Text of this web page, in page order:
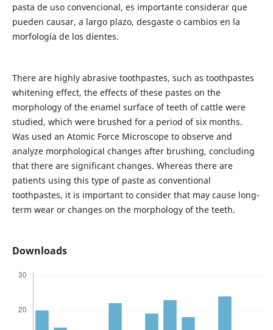
pasta de uso convencional, es importante considerar que
pueden causar, a largo plazo, desgaste o cambios en la
morfología de los dientes.
There are highly abrasive toothpastes, such as toothpastes
whitening effect, the effects of these pastes on the
morphology of the enamel surface of teeth of cattle were
studied, which were brushed for a period of six months.
Was used an Atomic Force Microscope to observe and
analyze morphological changes after brushing, concluding
that there are significant changes. Whereas there are
patients using this type of paste as conventional
toothpastes, it is important to consider that may cause long-
term wear or changes on the morphology of the teeth.
Downloads